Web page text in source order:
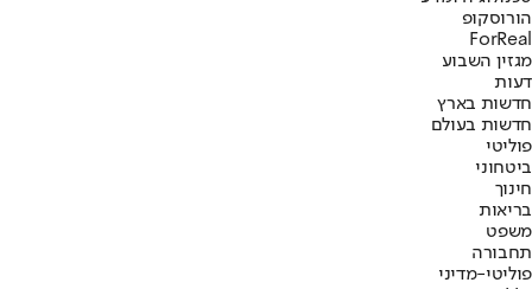
הורוסקופ
ForReal
מגזין השבוע
דעות
חדשות בארץ
חדשות בעולם
פוליטי
ביטחוני
חינוך
בריאות
משפט
תחבורה
פוליטי-מדיני